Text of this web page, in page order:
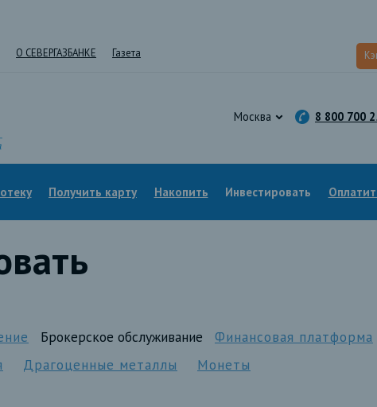
О СЕВЕРГАЗБАНКЕ Газета
Москва 8 800 700
Получить карту Накопить Инвестировать
Брокерское обслуживание
Финансовая платформа
Драгоценные металлы Монеты